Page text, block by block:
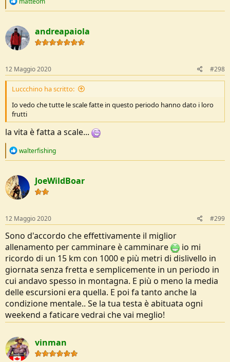
c
t
i
o
s
:
andreapaiola
12 Maggio 2020 #298
Luccchino ha scritto:
Io vedo che tutte le scale fatte in questo periodo hanno dato i loro
frutti
la vita è fatta a scale...
R
c
t
i
o
s
:
walterfishing
JoeWildBoar
12 Maggio 2020 #299
Sono d'accordo che effettivamente il miglior
allenamento per camminare è camminare
io mi
ricordo di un 15 km con 1000 e più metri di dislivello in
giornata senza fretta e semplicemente in un periodo in
cui andavo spesso in montagna. E più o meno la media
delle escursioni era quella. E poi fa tanto anche la
condizione mentale.. Se la tua testa è abituata ogni
weekend a faticare vedrai che vai meglio!
vinman